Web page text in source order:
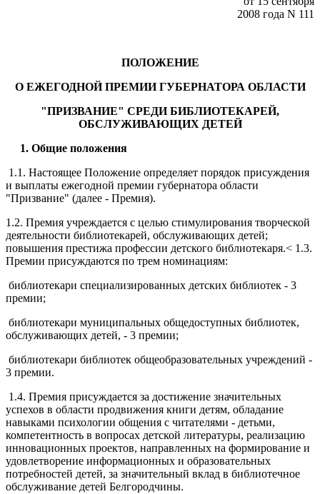
2008 года N 111
ПОЛОЖЕНИЕ
О ЕЖЕГОДНОЙ ПРЕМИИ ГУБЕРНАТОРА ОБЛАСТИ
"ПРИЗВАНИЕ" СРЕДИ БИБЛИОТЕКАРЕЙ,
ОБСЛУЖИВАЮЩИХ ДЕТЕЙ
1. Общие положения
1.1. Настоящее Положение определяет порядок присуждения
и выплаты ежегодной премии губернатора области
"Призвание" (далее - Премия).
1.2. Премия учреждается с целью стимулирования творческой
деятельности библиотекарей, обслуживающих детей;
повышения престижа профессии детского библиотекаря.< 1.3.
Премии присуждаются по трем номинациям:
библиотекари специализированных детских библиотек - 3
премии;
библиотекари муниципальных общедоступных библиотек,
обслуживающих детей, - 3 премии;
библиотекари библиотек общеобразовательных учреждений -
3 премии.
1.4. Премия присуждается за достижение значительных
успехов в области продвижения книги детям, обладание
навыками психологии общения с читателями - детьми,
компетентность в вопросах детской литературы, реализацию
инновационных проектов, направленных на формирование и
удовлетворение информационных и образовательных
потребностей детей, за значительный вклад в библиотечное
обслуживание детей Белгородчины.